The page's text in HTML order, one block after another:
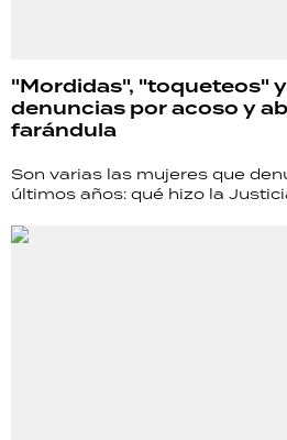
"Mordidas", "toqueteos"
denuncias por acoso y
farándula
Son varias las mujeres que
últimos años: qué hizo la